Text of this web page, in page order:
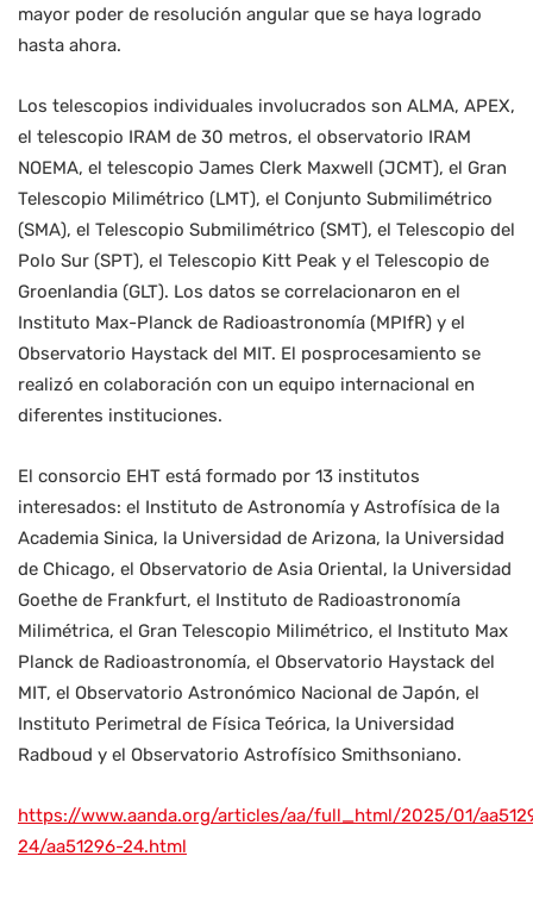
mayor poder de resolución angular que se haya logrado
hasta ahora.
Los telescopios individuales involucrados son ALMA, APEX,
el telescopio IRAM de 30 metros, el observatorio IRAM
NOEMA, el telescopio James Clerk Maxwell (JCMT), el Gran
Telescopio Milimétrico (LMT), el Conjunto Submilimétrico
(SMA), el Telescopio Submilimétrico (SMT), el Telescopio del
Polo Sur (SPT), el Telescopio Kitt Peak y el Telescopio de
Groenlandia (GLT). Los datos se correlacionaron en el
Instituto Max-Planck de Radioastronomía (MPIfR) y el
Observatorio Haystack del MIT. El posprocesamiento se
realizó en colaboración con un equipo internacional en
diferentes instituciones.
El consorcio EHT está formado por 13 institutos
interesados: el Instituto de Astronomía y Astrofísica de la
Academia Sinica, la Universidad de Arizona, la Universidad
de Chicago, el Observatorio de Asia Oriental, la Universidad
Goethe de Frankfurt, el Instituto de Radioastronomía
Milimétrica, el Gran Telescopio Milimétrico, el Instituto Max
Planck de Radioastronomía, el Observatorio Haystack del
MIT, el Observatorio Astronómico Nacional de Japón, el
Instituto Perimetral de Física Teórica, la Universidad
Radboud y el Observatorio Astrofísico Smithsoniano.
https://www.aanda.org/articles/aa/full_html/2025/01/
24/aa51296-24.html